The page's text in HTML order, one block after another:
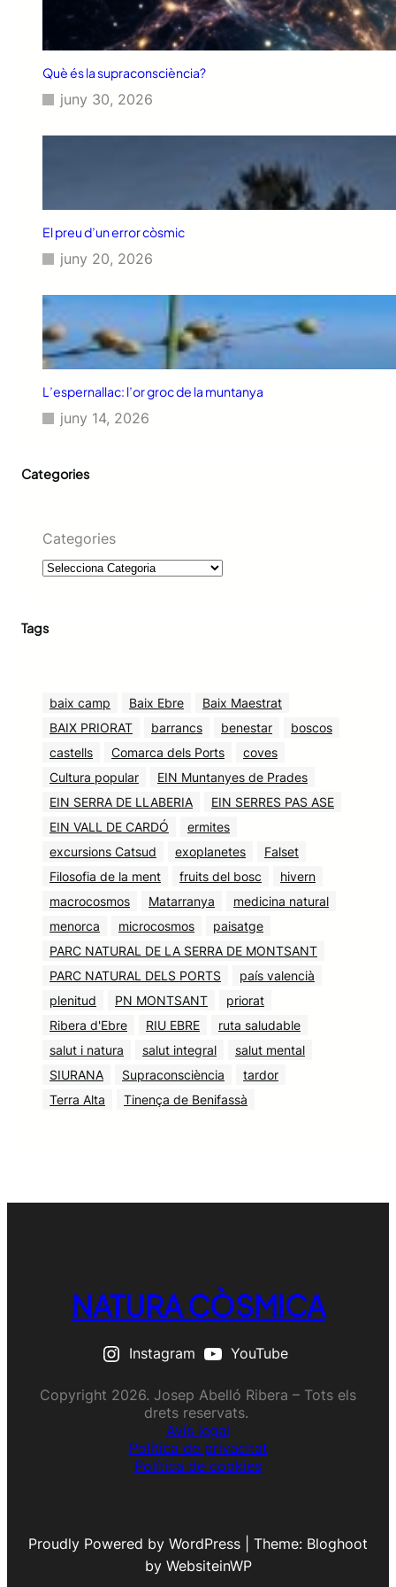
Què és la supraconsciència?
juny 30, 2026
El preu d’un error còsmic
juny 20, 2026
L’espernallac: l’or groc de la muntanya
juny 14, 2026
Categories
Categories
Tags
baix camp Baix Ebre
Baix Maestrat
BAIX PRIORAT
barrancs benestar
boscos
castells
Comarca dels Ports
coves
Cultura popular
EIN Muntanyes de Prades
EIN SERRA DE LLABERIA
EIN SERRES PAS ASE
EIN VALL DE CARDÓ
ermites
excursions Catsud
exoplanetes
Falset
Filosofia de la ment
fruits del bosc
hivern
macrocosmos
Matarranya
medicina natural
menorca
microcosmos
paisatge
PARC NATURAL DE LA SERRA DE MONTSANT
PARC NATURAL DELS PORTS
país valencià
plenitud
PN MONTSANT
priorat
Ribera d'Ebre
RIU EBRE
ruta saludable
salut i natura
salut integral
salut mental
SIURANA
Supraconsciència
tardor
Terra Alta
Tinença de Benifassà
NATURA CÒSMICA
Instagram YouTube
Copyright 2026. Josep Abelló Ribera – Tots els
drets reservats.
Avís legal
Política de privacitat
Política de cookies
Proudly Powered by WordPress | Theme: Bloghoot
by WebsiteinWP